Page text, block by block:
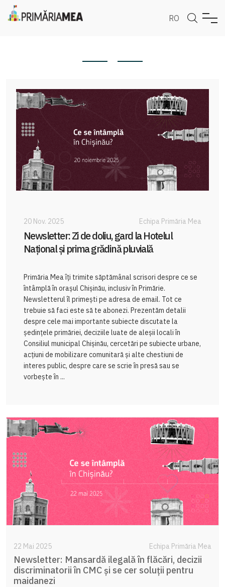
RO
20 Nov. 2025 Echipa Primăria Mea
Newsletter: Zi de doliu, gard la Hotelul
Național și prima grădină pluvială
Primăria Mea îți trimite săptămânal scrisori despre ce se
întâmplă în orașul Chișinău, inclusiv în Primărie.
Newsletterul îl primești pe adresa de email. Tot ce
trebuie să faci este să te abonezi. Prezentăm detalii
despre cele mai importante subiecte discutate la
ședințele primăriei, deciziile luate de aleșii locali în
Consiliul municipal Chișinău, cercetări pe subiecte urbane,
acțiuni de mobilizare comunitară și alte chestiuni de
interes public, despre care se scrie în presă sau se
vorbește în ...
22 Mai 2025 Echipa Primăria Mea
Newsletter: Mansardă ilegală în flăcări, decizii
discriminatorii în CMC și se cer soluții pentru
maidanezi